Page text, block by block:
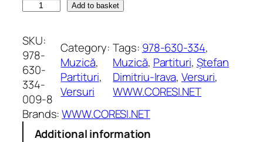
l
u
t
,
i
u
b
Add to basket
SKU:
978-
630-
334-
009-8
Category:
Muzică
Partituri
Versuri
Tags: 978-630-334
Muzică, Partituri, Ștefan
Dimitriu-Irava, Versuri
WWW.CORESI.NET
Brands:WWW.CORESI.NET
Additional information